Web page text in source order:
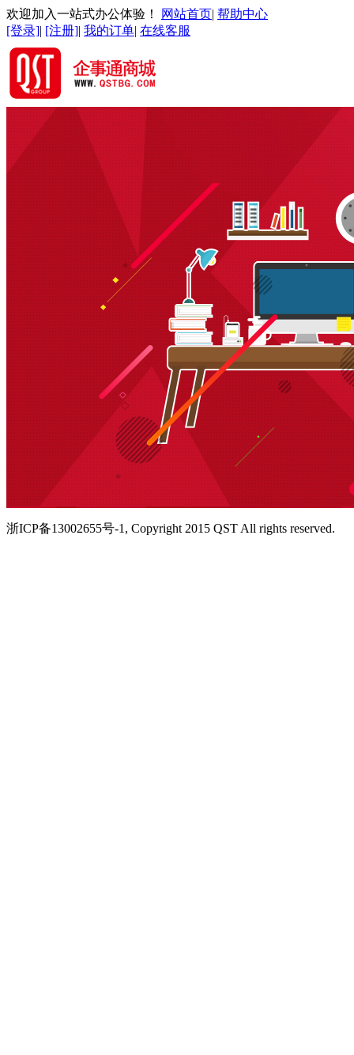
欢迎加入一站式办公体验！ 网站首页| 帮助中心
[登录]| [注册]| 我的订单| 在线客服
浙ICP备13002655号-1, Copyright 2015 QST All rights reserved.